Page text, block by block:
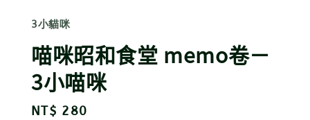
3小貓咪
喵咪昭和食堂 memo卷－
3小喵咪
Regular
NT$ 280